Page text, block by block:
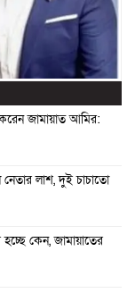
জামায়াত আমির:
লাশ, দুই চাচাতো
কেন, জামায়াতের